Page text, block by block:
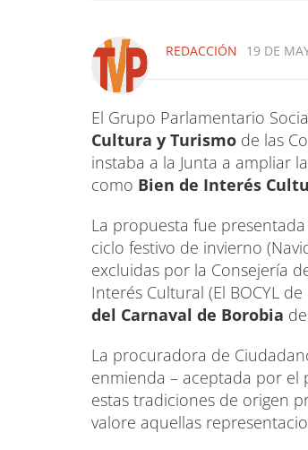
REDACCIÓN 19 DE
El Grupo Parlamentario
Cultura y Turismo de las
instaba a la Junta a ampliar
como Bien de Interés
La propuesta fue
ciclo festivo de invierno
excluidas por la Consejería
Interés Cultural (El BOCYL
del Carnaval de Borobia
La procuradora de
enmienda – aceptada por el
estas tradiciones de origen
valore aquellas